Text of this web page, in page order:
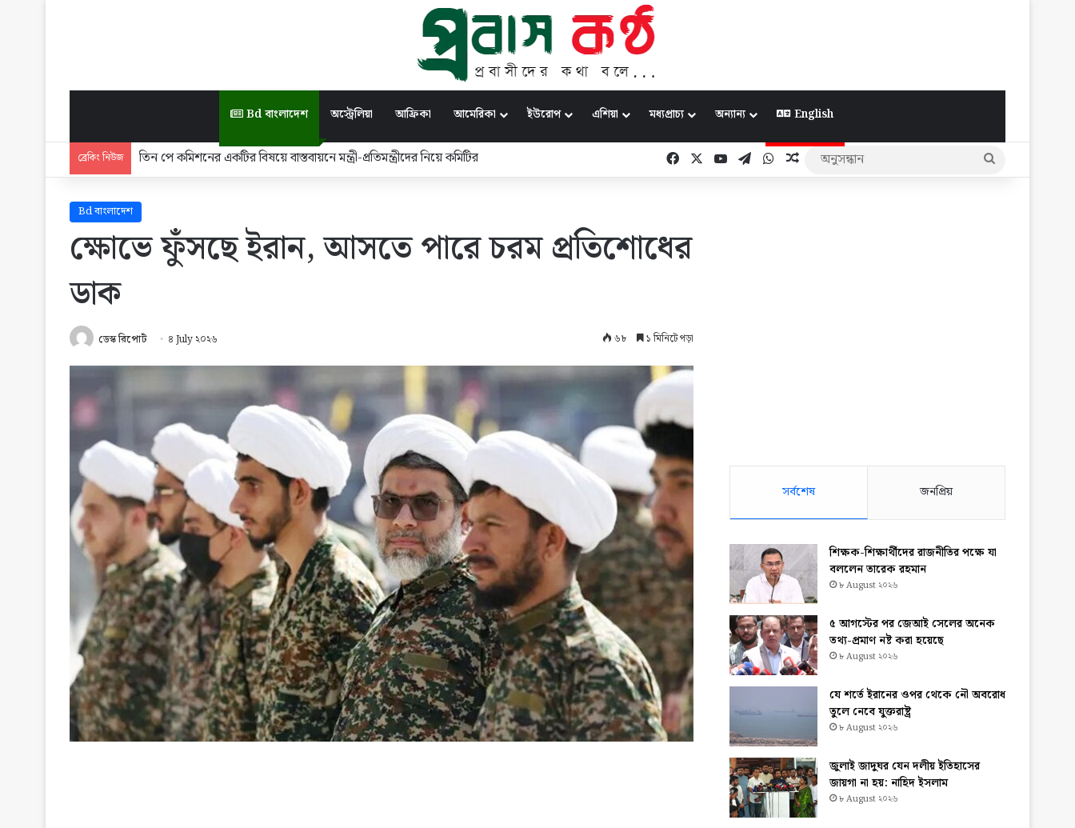
Bd বাংলাদেশ অস্ট্রেলিয়া আফ্রিকা আমেরিকা ইউরোপ এশিয়া মধ্যপ্রাচ্য অন্যান্য English
ব্রেকিং নিউজ তিন পে কমিশনের একটির বিষয়ে বাস্তবায়নে মন্ত্রী-প্রতিমন্ত্রীদের নিয়ে কমিটির Facebook YouTubeTelegramWhatsApp
Random Article
Bd বাংলাদেশ
ক্ষোভে ফুঁসছে ইরান, আসতে পারে চরম প্রতিশোধের
ডাক
ডেস্ক রিপোর্ট ৪ July ২০২৬ ৬৮ ১ মিনিটে পড়া
সর্বশেষ জনপ্রিয়
শিক্ষক-শিক্ষার্থীদের রাজনীতির পক্ষে যা
বললেন তারেক রহমান
৮ August ২০২৬
৫ আগস্টের পর জেআই সেলের অনেক
তথ্য-প্রমাণ নষ্ট করা হয়েছে
৮ August ২০২৬
যে শর্তে ইরানের ওপর থেকে নৌ অবরোধ
তুলে নেবে যুক্তরাষ্ট্র
৮ August ২০২৬
জুলাই জাদুঘর যেন দলীয় ইতিহাসের
জায়গা না হয়: নাহিদ ইসলাম
৮ August ২০২৬